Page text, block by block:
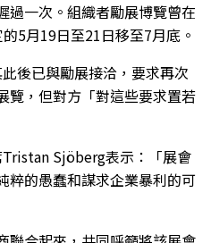
過一次。組織者勵展博覽曾在
5月19日至21日移至7月底。
後已與勵展接洽，要求再次
覽，但對方「對這些要求置若
Sjöberg表示：「展會
粹的愚蠢和謀求企業暴利的可